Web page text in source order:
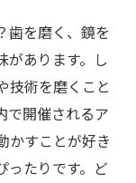
歯を磨く、鏡を
あります。し
技術を磨くこと
で開催されるア
かすことが好き
ったりです。ど